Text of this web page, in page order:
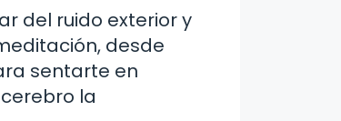
del ruido exterior y
desde
sentarte en
la